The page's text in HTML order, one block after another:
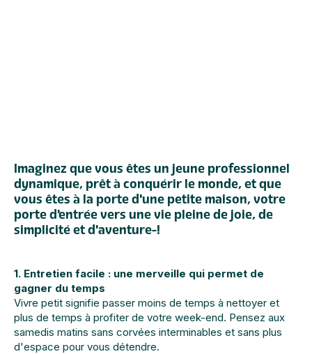
Imaginez que vous êtes un jeune professionnel
dynamique, prêt à conquérir le monde, et que
vous êtes à la porte d'une petite maison, votre
porte d'entrée vers une vie pleine de joie, de
simplicité et d'aventure !
1. Entretien facile : une merveille qui permet de
gagner du temps
Vivre petit signifie passer moins de temps à nettoyer et
plus de temps à profiter de votre week-end. Pensez aux
samedis matins sans corvées interminables et sans plus
d'espace pour vous détendre.